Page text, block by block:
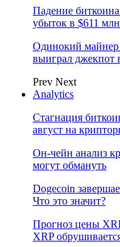
Падение
убыток в $611 млн
Одинокий майнер
выиграл джекпот
Prev Next
Analytics
Стагнация
август на
Он-чейн анализ
могут обмануть
Dogecoin
Что это значит?
Прогноз цены
XRP